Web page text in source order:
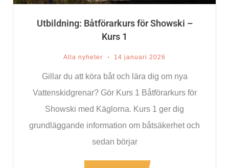
Utbildning: Båtförarkurs för Showski –
Kurs 1
Alla nyheter 14 januari 2026
Gillar du att köra båt och lära dig om nya
Vattenskidgrenar? Gör Kurs 1 Båtförarkurs för
Showski med Käglorna. Kurs 1 ger dig
grundläggande information om båtsäkerhet och
sedan börjar